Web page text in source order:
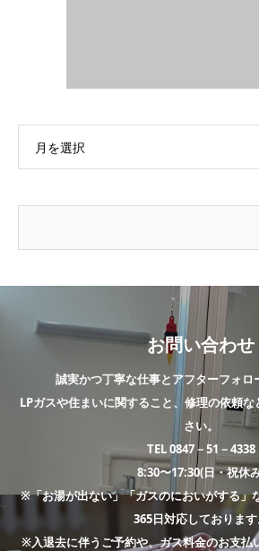
月を選択
お問い合わせ
誠実かつ丁寧な仕事とアフターフォロ
LPガスや住まいに関すること、修理の依頼
さい。
TEL 0847－51－4338
8:30〜17:30(日・祝休
※「お湯が出ない」「ガスのにおいがする」
365日対応しておりま
※入退去に伴うご予約や、ガス料金のお支払